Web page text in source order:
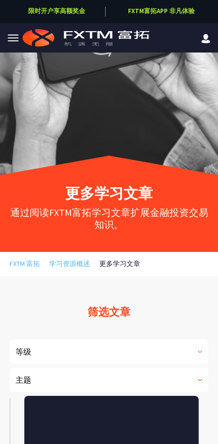
限时开户享高额奖金 FXTM富拓APP 非凡体验
Skip to main content
更多学习文章
通过阅读FXTM富拓学习文章扩展金融投资交易
知识。
FXTM 富拓 学习资源概述 更多学习文章
筛选文章